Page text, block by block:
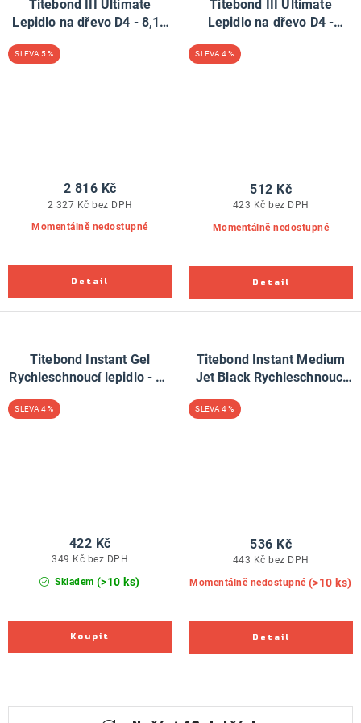
Titebond III Ultimate
Lepidlo na dřevo D4 - 8,12
5 %
Momentálně nedostupné
2 327 Kč bez DPH
2 816 Kč
Titebond III Ultimate
Lepidlo na dřevo D4 -
4 %
Momentálně nedostupné
423 Kč bez DPH
512 Kč
Titebond Instant Gel
Rychleschnoucí lepidlo - 59
4 %
Skladem (>10 ks)
349 Kč bez DPH
422 Kč
Titebond Instant Medium
Jet Black Rychleschnoucí
4 %
Momentálně nedostupné (>10 ks)
443 Kč bez DPH
536 Kč
O